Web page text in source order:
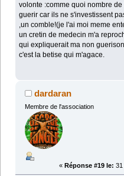
volonte :comme quoi nombre
guerir car ils ne s'investissent
,un comble!(je l'ai moi meme
un cretin de medecin m'a
qui expliquerait ma non
c'est la betise qui m'agace.
dardaran
Membre de l'association
« Réponse #19 le: 31